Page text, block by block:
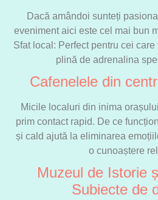
Dacă amândoi sunteți
eveniment aici este cel mai bun
Sfat local: Perfect pentru cei
plină de adrenalina
Cafenelele din
Micile localuri din inima
prim contact rapid. De ce
și cald ajută la eliminarea
o cunoaștere
Muzeul de Istorie
Subiecte de